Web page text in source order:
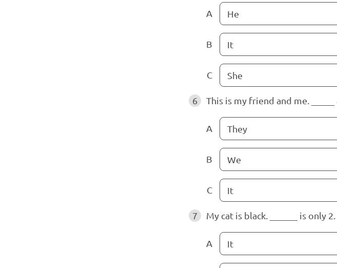
A He
B It
C She
6 This is my friend and me. _____
A They
B We
C It
7 My cat is black. ______ is only 2.
A It